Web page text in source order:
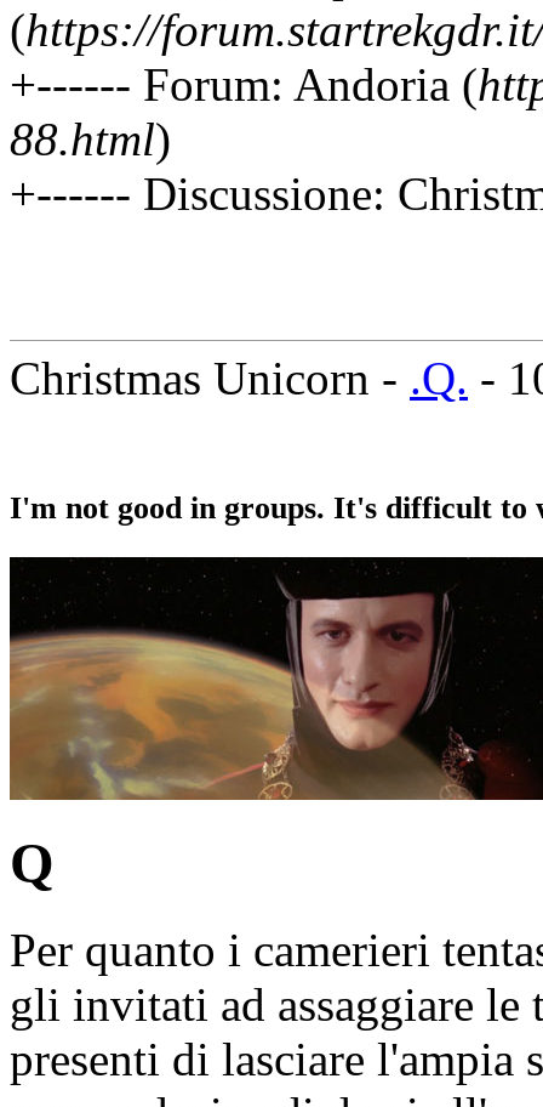
(https://
+------ Forum: Andoria (
88.html)
+------ Discussione:
Christmas Unicorn - .Q. -
I'm not good in groups. It's difficult to
Q
Per quanto i camerieri
gli invitati ad assaggiare le
presenti di lasciare l'ampia